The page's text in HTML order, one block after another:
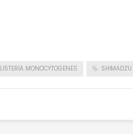
LISTERIA MONOCYTOGENES SHIMADZU